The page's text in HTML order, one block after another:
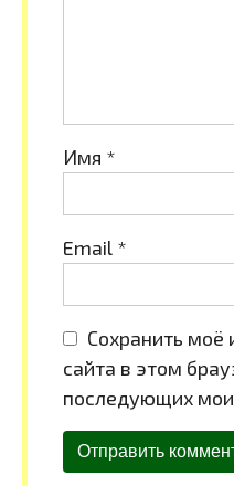
Имя *
Email *
Сохранить моё
сайта в этом
последующих